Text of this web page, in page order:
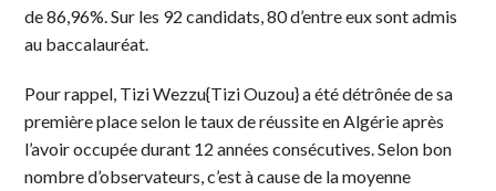
de 86,96%. Sur les 92 candidats, 80 d’entre eux sont admis
au baccalauréat.
Pour rappel, Tizi Wezzu{Tizi Ouzou} a été détrônée de sa
première place selon le taux de réussite en Algérie après
l’avoir occupée durant 12 années consécutives. Selon bon
nombre d’observateurs, c’est à cause de la moyenne